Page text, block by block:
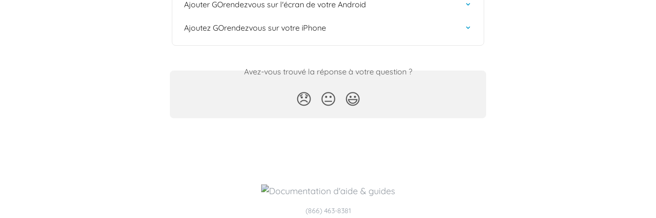
Ajouter GOrendezvous sur l'écran de votre Android
Ajoutez GOrendezvous sur votre iPhone
Avez-vous trouvé la réponse à votre question ?
😞 😐 😃
(866) 463-8381